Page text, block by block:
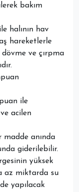
bakım
halının hav
hareketlerle
dövme ve çırpma
ile
acilen
madde anında
giderilebilir.
yüksek
az miktarda su
yapılacak